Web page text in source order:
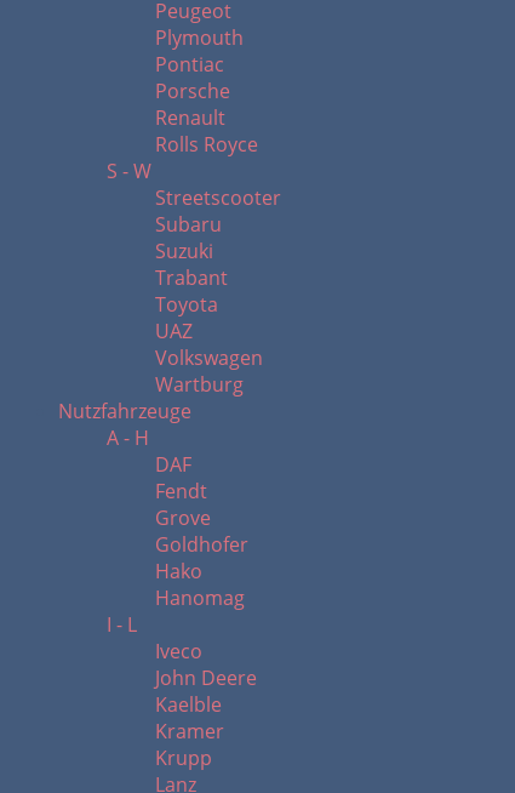
Peugeot
Plymouth
Pontiac
Porsche
Renault
Rolls Royce
S - W
Streetscooter
Subaru
Suzuki
Trabant
Toyota
UAZ
Volkswagen
Wartburg
Nutzfahrzeuge
A - H
DAF
Fendt
Grove
Goldhofer
Hako
Hanomag
I - L
Iveco
John Deere
Kaelble
Kramer
Krupp
Lanz